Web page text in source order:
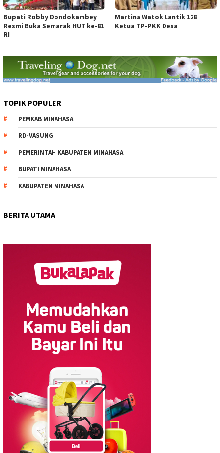
Bupati Robby Dondokambey
Resmi Buka Semarak HUT ke-81
RI
Martina Watok Lantik 128
Ketua TP-PKK Desa
TOPIK POPULER
PEMKAB MINAHASA
RD-VASUNG
PEMERINTAH KABUPATEN MINAHASA
BUPATI MINAHASA
KABUPATEN MINAHASA
BERITA UTAMA